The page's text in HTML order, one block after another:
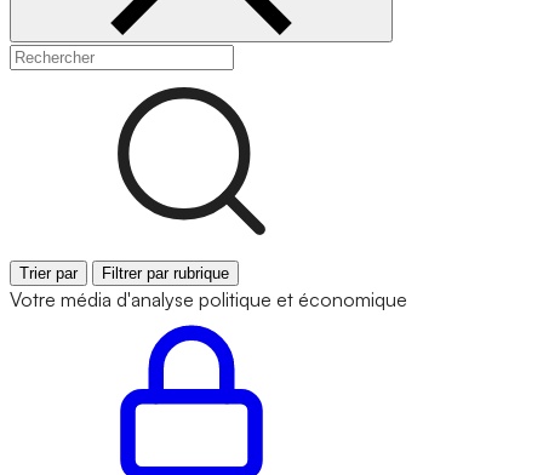
Trier par Filtrer par rubrique
Votre média d'analyse politique et économique